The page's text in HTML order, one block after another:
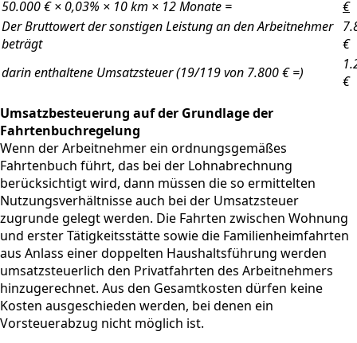
50.000 € × 0,03% × 10 km × 12 Monate =
€
Der Bruttowert der sonstigen Leistung an den Arbeitnehmer
beträgt
€
darin enthaltene Umsatzsteuer (19/119 von 7.800 € =)
€
Umsatzbesteuerung auf der Grundlage der
Fahrtenbuchregelung
Wenn der Arbeitnehmer ein ordnungsgemäßes
Fahrtenbuch führt, das bei der Lohnabrechnung
berücksichtigt wird, dann müssen die so ermittelten
Nutzungsverhältnisse auch bei der Umsatzsteuer
zugrunde gelegt werden. Die Fahrten zwischen Wohnung
und erster Tätigkeitsstätte sowie die Familienheimfahrten
aus Anlass einer doppelten Haushaltsführung werden
umsatzsteuerlich den Privatfahrten des Arbeitnehmers
hinzugerechnet. Aus den Gesamtkosten dürfen keine
Kosten ausgeschieden werden, bei denen ein
Vorsteuerabzug nicht möglich ist.